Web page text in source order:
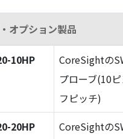
オプション製品
10HP
CoreSightの
プローブ(10
フピッチ)
20HP
CoreSightの